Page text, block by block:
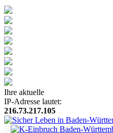
Ihre aktuelle
IP-Adresse lautet:
216.73.217.105